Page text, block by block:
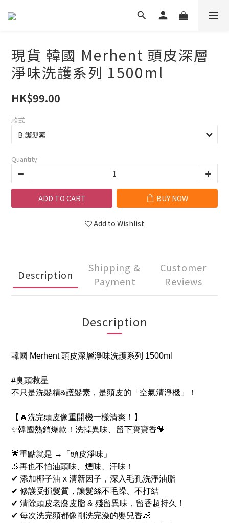
現貨 韓國 Merhent 頭皮深層
淨味洗護系列 1500ml
HK$99.00
款式
Quantity
ADD TO CART BUY NOW
Add to Wishlist
Description
Shipping &
Payment
Customer
Reviews
Description
韓國 Merhent 頭皮深層淨味洗護系列 1500ml
#臭頭救星
不只是洗髮精&護髮素，是頭皮的「空氣清淨機」！
【🔥洗完頭皮像重開機一樣清爽！】
✨韓國熱銷爆款！洗掉異味、留下寶寶香💗
🌟重點就是 →「頭皮淨味」
👃再也不怕油頭味、煙味、汗味！
✔ 添加椰子油 x 清新因子，深入毛孔洗淨油脂
✔ 修護受損髮質，讓髮絲不毛躁、不打結
✔ 清除頭皮老廢皮脂 & 殘留異味，留香超持久！
✔ 每次洗完頭都像剛洗完澡的嬰兒香👶